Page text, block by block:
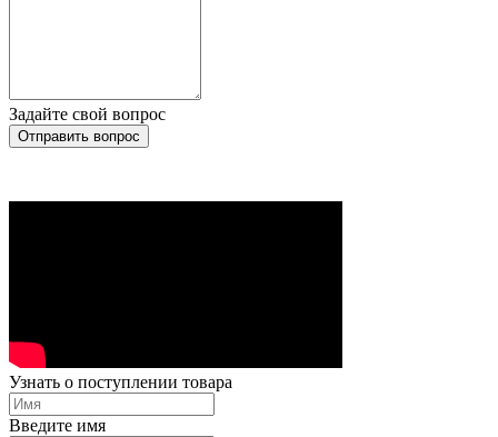
Задайте свой вопрос
Отправить вопрос
Узнать о поступлении товара
Введите имя